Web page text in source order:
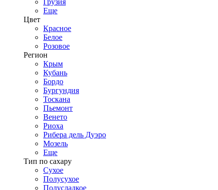
Грузия
Еще
Цвет
Красное
Белое
Розовое
Регион
Крым
Кубань
Бордо
Бургундия
Тоскана
Пьемонт
Венето
Риоха
Рибера дель Дуэро
Мозель
Еще
Тип по сахару
Сухое
Полусухое
Полусладкое